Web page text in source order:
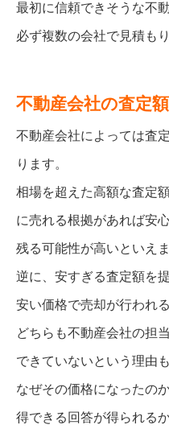
最初に信頼できそうな不
必ず複数の会社で見積も
不動産会社の査定
不動産会社によっては査
ります。
相場を超えた高額な査定
に売れる根拠があれば安
残る可能性が高いといえま
逆に、安すぎる査定額を
安い価格で売却が行われ
どちらも不動産会社の担
できていないという理由
なぜその価格になったの
得できる回答が得られる